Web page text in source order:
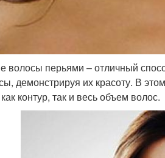
волосы перьями – отличный
демонстрируя их красоту. В
контур, так и весь объем волос.